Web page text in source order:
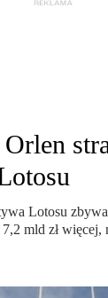
Lotosu
mld zł więcej,